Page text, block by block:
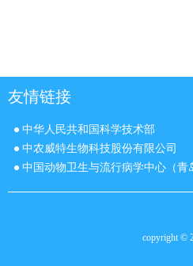
友情链接
中华人民共和国科学技术部
中农威特生物科技股份有限公司
中国动物卫生与流行病学中心（青
copyright ©